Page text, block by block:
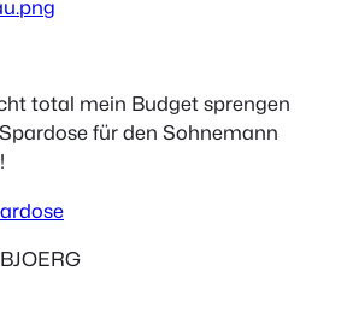
total mein Budget sprengen
für den Sohnemann